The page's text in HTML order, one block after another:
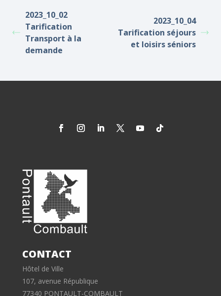
2023_10_02
Tarification
Transport à la
demande
2023_10_04
Tarification séjours
et loisirs séniors
CONTACT
Hôtel de Ville
107, avenue République
77340 PONTAULT-COMBAULT